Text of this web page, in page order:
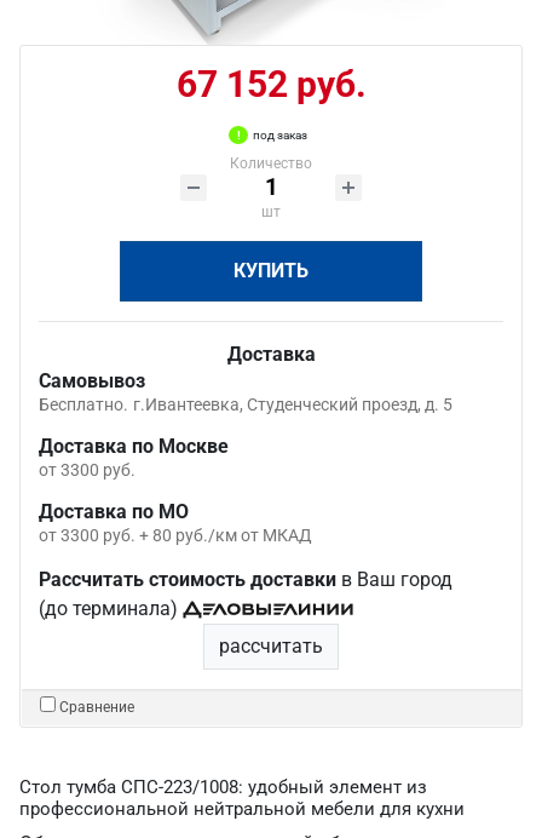
67 152 руб.
под заказ
Количество
шт
КУПИТЬ
Доставка
Самовывоз
Бесплатно. г.Ивантеевка, Студенческий проезд, д. 5
Доставка по Москве
от 3300 руб.
Доставка по МО
от 3300 руб. + 80 руб./км от МКАД
Рассчитать стоимость доставки в Ваш город
(до терминала)
рассчитать
Сравнение
Стол тумба СПС-223/1008: удобный элемент из
профессиональной нейтральной мебели для кухни